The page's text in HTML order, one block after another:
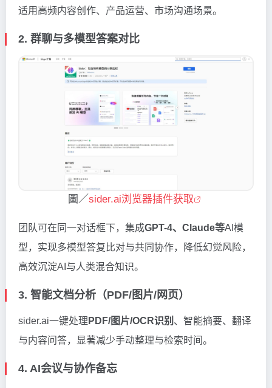
适用高频内容创作、产品运营、市场沟通场景。
2. 群聊与多模型答案对比
圖／sider.ai浏览器插件获取
团队可在同一对话框下，集成GPT-4、Claude等AI模
型，实现多模型答复比对与共同协作，降低幻觉风险，
高效沉淀AI与人类混合知识。
3. 智能文档分析（PDF/图片/网页）
sider.ai一键处理 PDF/图片/OCR识别 、智能摘要、翻译
与内容问答，显著减少手动整理与检索时间。
4. AI会议与协作备忘